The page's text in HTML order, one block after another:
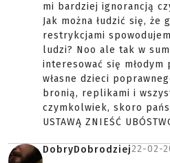
mi bardziej ignorancją
Jak można łudzić się, że
restrykcjami
ludzi? Noo ale tak w
interesować się młodym
własne dzieci
bronią, replikami i
czymkolwiek, skoro
USTAWĄ ZNIEŚĆ
DobryDobrodziej22-02-